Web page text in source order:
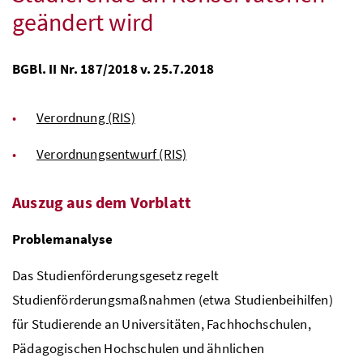
geändert wird
BGBl. II Nr. 187/2018 v. 25.7.2018
Verordnung (RIS)
Verordnungsentwurf (RIS)
Auszug aus dem Vorblatt
Problemanalyse
Das Studienförderungsgesetz regelt
Studienförderungsmaßnahmen (etwa Studienbeihilfen)
für Studierende an Universitäten, Fachhochschulen,
Pädagogischen Hochschulen und ähnlichen